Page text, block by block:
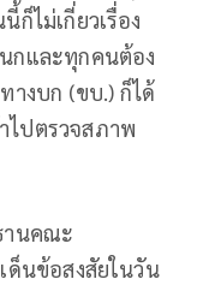
ก็ไม่เกี่ยวเรื่อง
กและทุกคนต้อง
างบก (ขบ.) ก็ได้
ไปตรวจสภาพ
านคณะ
ด็นข้อสงสัยในวัน